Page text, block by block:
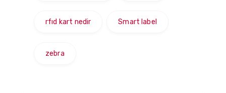
rfıd kart nedir Smart label
zebra